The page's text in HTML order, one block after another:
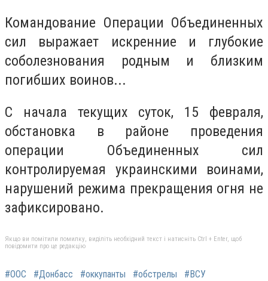
Командование Операции Объединенных
сил выражает искренние и глубокие
соболезнования родным и близким
погибших воинов...
С начала текущих суток, 15 февраля,
обстановка в районе проведения
операции Объединенных сил
контролируемая украинскими воинами,
нарушений режима прекращения огня не
зафиксировано.
Якщо ви помітили помилку, виділіть необхідний текст і натисніть Ctrl + Enter, щоб
повідомити про це редакцію
#ООС #Донбасс #оккупанты #обстрелы #ВСУ